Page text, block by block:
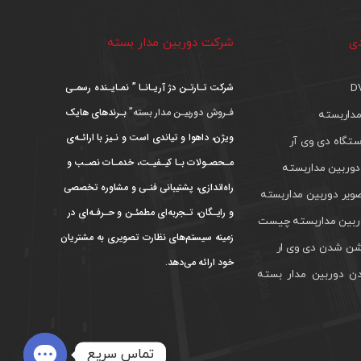
دی وی آر
مداربسته
دوربین مداربسته
مداربسته چیست
شدن دی وی ار
دوربین مدار بسته
شرکت دوربین مدار بسته
شرکت تـارتـن دژ آریـانـا ” نمـایـنده رسمـی
فـروش دوربیـن مدار بسته”بـرندهای هایک
ویژن، داهوا و تیاندی است و نـیز با ارائـه‌ی
مـحصـولات بـا کیـفیـت، خدمـات نصـب و
راه‌اندازی، پشتیبانی فنـی و مشاوره تخصصی
و رایـگان، تـجربه‌ای مطمئـن و حـرفـه‌ای در
زمینه سیستم‌های نظارت تصویری به مشتریان
خود ارائه می‌دهد.
تماس سریع